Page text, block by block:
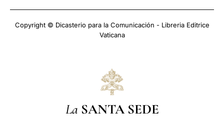
Copyright © Dicasterio para la Comunicación - Libreria Editrice
Vaticana
La SANTA SEDE